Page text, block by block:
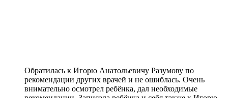
Обратилась к Игорю Анатольевичу Разумову по
рекомендации других врачей и не ошиблась. Очень
внимательно осмотрел ребёнка, дал необходимые